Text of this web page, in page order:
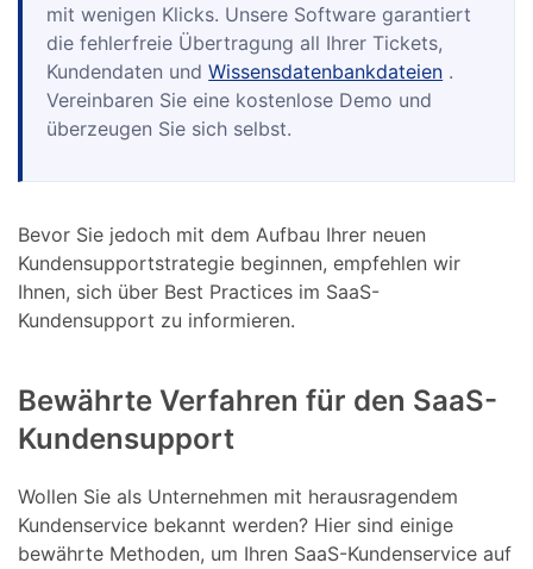
mit wenigen Klicks. Unsere Software garantiert
die fehlerfreie Übertragung all Ihrer Tickets,
Kundendaten undWissensdatenbankdateien .
Vereinbaren Sie eine kostenlose Demo und
überzeugen Sie sich selbst.
Bevor Sie jedoch mit dem Aufbau Ihrer neuen
Kundensupportstrategie beginnen, empfehlen wir
Ihnen, sich über Best Practices im SaaS-
Kundensupport zu informieren.
Bewährte Verfahren für den SaaS-
Kundensupport
Wollen Sie als Unternehmen mit herausragendem
Kundenservice bekannt werden? Hier sind einige
bewährte Methoden, um Ihren SaaS-Kundenservice auf